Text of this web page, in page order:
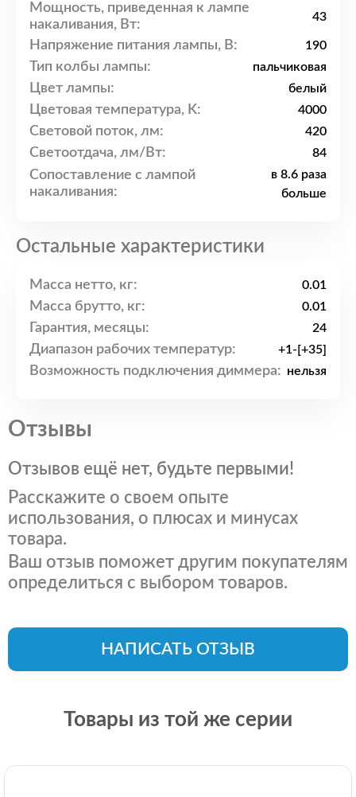
Мощность, приведенная к лампе
накаливания, Вт:
43
Напряжение питания лампы, В: 190
Тип колбы лампы: пальчиковая
Цвет лампы: белый
Цветовая температура, K: 4000
Световой поток, лм: 420
Светоотдача, лм/Вт: 84
Сопоставление с лампой
накаливания:
в 8.6 раза
больше
Остальные характеристики
Масса нетто, кг: 0.01
Масса брутто, кг: 0.01
Гарантия, месяцы: 24
Диапазон рабочих температур: +1-[+35]
Возможность подключения диммера: нельзя
Отзывы
Отзывов ещё нет, будьте первыми!
Расскажите о своем опыте
использования, о плюсах и минусах
товара.
Ваш отзыв поможет другим покупателям
определиться с выбором товаров.
НАПИСАТЬ ОТЗЫВ
Товары из той же серии